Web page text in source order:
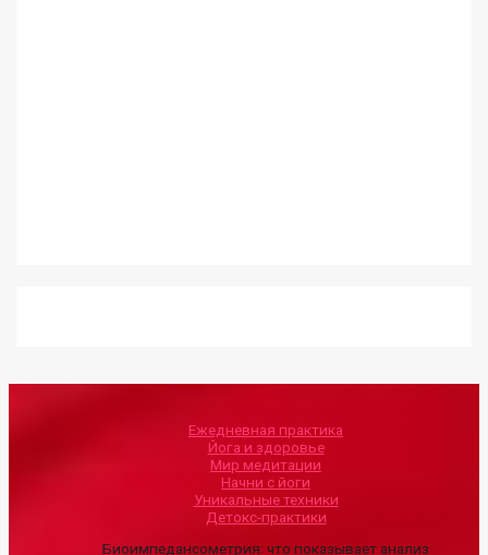
Ежедневная практика
Йога и здоровье
Мир медитации
Начни с йоги
Уникальные техники
Детокс-практики
Биоимпедансометрия: что показывает анализ